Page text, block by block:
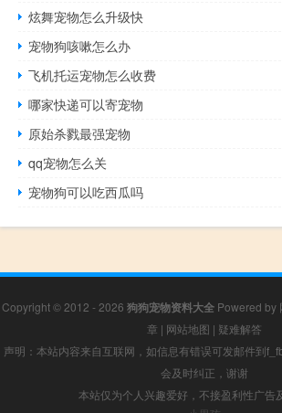
炫舞宠物怎么升级快
宠物狗咳嗽怎么办
飞机托运宠物怎么收费
哪家快递可以寄宠物
原始杀戮最强宠物
qq宠物怎么关
宠物狗可以吃西瓜吗
Copyright © 2012 - 2026 狗狗宠物资料大全Powered by
章 | 网站地图 | 疑难解答
声明：本站内容来自互联网，如信息有错误可发邮件到
会及时纠正，谢谢
本站仅为个人兴趣爱好，不接盈利性广告